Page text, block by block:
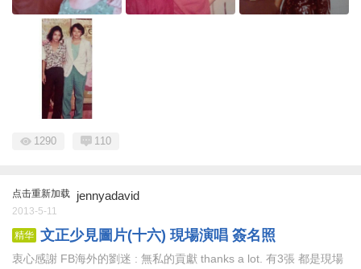
1290 110
点击重新加载 jennyadavid
2013-5-11
精华 文正少見圖片(十六) 現場演唱 簽名照
衷心感謝 FB海外的劉迷 : 無私的貢獻 thanks a lot. 有3張 都是現場